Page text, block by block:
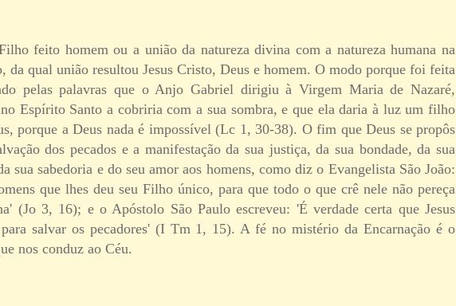
feito homem ou a união da natureza divina com a natureza humana na
da qual união resultou Jesus Cristo, Deus e homem. O modo porque foi feita
pelas palavras que o Anjo Gabriel dirigiu à Virgem Maria de Nazaré,
Espírito Santo a cobriria com a sua sombra, e que ela daria à luz um filho
porque a Deus nada é impossível (Lc 1, 30-38). O fim que Deus se propôs
dos pecados e a manifestação da sua justiça, da sua bondade, da sua
sua sabedoria e do seu amor aos homens, como diz o Evangelista São João:
que lhes deu seu Filho único, para que todo o que crê nele não pereça
(Jo 3, 16); e o Apóstolo São Paulo escreveu: 'É verdade certa que Jesus
salvar os pecadores' (I Tm 1, 15). A fé no mistério da Encarnação é o
nos conduz ao Céu.